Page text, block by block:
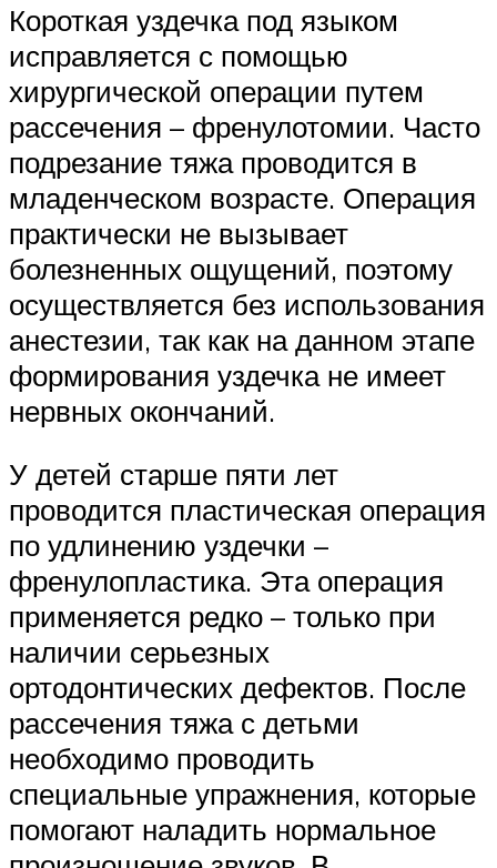
Короткая уздечка под языком
исправляется с помощью
хирургической операции путем
рассечения – френулотомии. Часто
подрезание тяжа проводится в
младенческом возрасте. Операция
практически не вызывает
болезненных ощущений, поэтому
осуществляется без использования
анестезии, так как на данном этапе
формирования уздечка не имеет
нервных окончаний.
У детей старше пяти лет
проводится пластическая операция
по удлинению уздечки –
френулопластика. Эта операция
применяется редко – только при
наличии серьезных
ортодонтических дефектов. После
рассечения тяжа с детьми
необходимо проводить
специальные упражнения, которые
помогают наладить нормальное